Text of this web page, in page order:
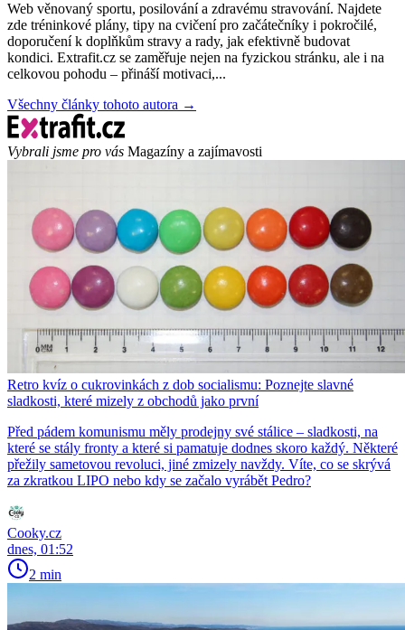
Web věnovaný sportu, posilování a zdravému stravování. Najdete
zde tréninkové plány, tipy na cvičení pro začátečníky i pokročilé,
doporučení k doplňkům stravy a rady, jak efektivně budovat
kondici. Extrafit.cz se zaměřuje nejen na fyzickou stránku, ale i na
celkovou pohodu – přináší motivaci,...
Všechny články tohoto autora →
Vybrali jsme pro vás Magazíny a zajímavosti
Retro kvíz o cukrovinkách z dob socialismu: Poznejte slavné
sladkosti, které mizely z obchodů jako první
Před pádem komunismu měly prodejny své stálice – sladkosti, na
které se stály fronty a které si pamatuje dodnes skoro každý. Některé
přežily sametovou revoluci, jiné zmizely navždy. Víte, co se skrývá
za zkratkou LIPO nebo kdy se začalo vyrábět Pedro?
Cooky.cz
dnes, 01:52
2 min